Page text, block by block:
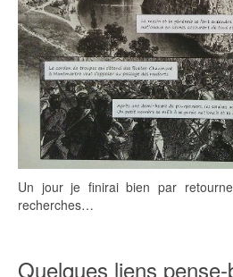
Un jour je finirai bien par
recherches…
Quelques liens